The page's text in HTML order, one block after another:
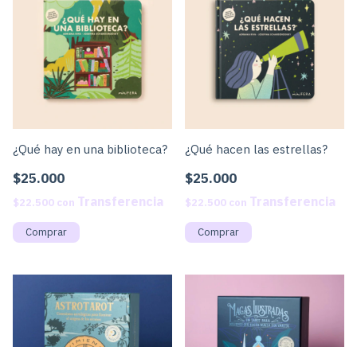
¿Qué hay en una biblioteca?
$25.000
$22.500 con
¿Qué hacen las estrellas?
$25.000
$22.500 con